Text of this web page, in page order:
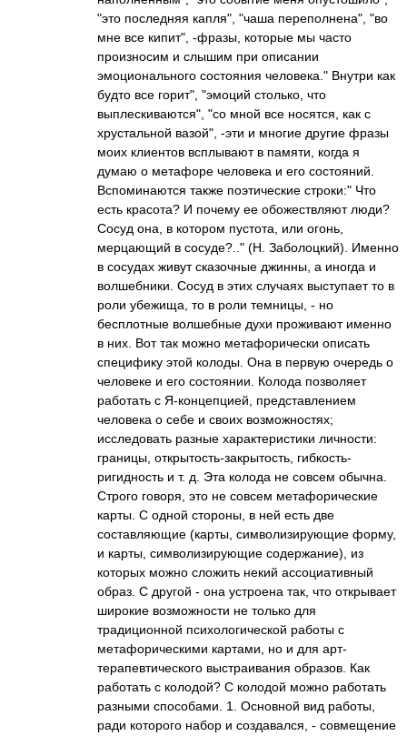
"это последняя капля", "чаша переполнена", "во
мне все кипит", -фразы, которые мы часто
произносим и слышим при описании
эмоционального состояния человека." Внутри как
будто все горит", "эмоций столько, что
выплескиваются", "со мной все носятся, как с
хрустальной вазой", -эти и многие другие фразы
моих клиентов всплывают в памяти, когда я
думаю о метафоре человека и его состояний.
Вспоминаются также поэтические строки:" Что
есть красота? И почему ее обожествляют люди?
Сосуд она, в котором пустота, или огонь,
мерцающий в сосуде?.." (Н. Заболоцкий). Именно
в сосудах живут сказочные джинны, а иногда и
волшебники. Сосуд в этих случаях выступает то в
роли убежища, то в роли темницы, - но
бесплотные волшебные духи проживают именно
в них. Вот так можно метафорически описать
специфику этой колоды. Она в первую очередь о
человеке и его состоянии. Колода позволяет
работать с Я-концепцией, представлением
человека о себе и своих возможностях;
исследовать разные характеристики личности:
границы, открытость-закрытость, гибкость-
ригидность и т. д. Эта колода не совсем обычна.
Строго говоря, это не совсем метафорические
карты. С одной стороны, в ней есть две
составляющие (карты, символизирующие форму,
и карты, символизирующие содержание), из
которых можно сложить некий ассоциативный
образ. С другой - она устроена так, что открывает
широкие возможности не только для
традиционной психологической работы с
метафорическими картами, но и для арт-
терапевтического выстраивания образов. Как
работать с колодой? С колодой можно работать
разными способами. 1. Основной вид работы,
ради которого набор и создавался, - совмещение